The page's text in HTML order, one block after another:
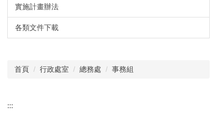
實施計畫辦法
各類文件下載
首頁 行政處室 總務處 事務組
:::